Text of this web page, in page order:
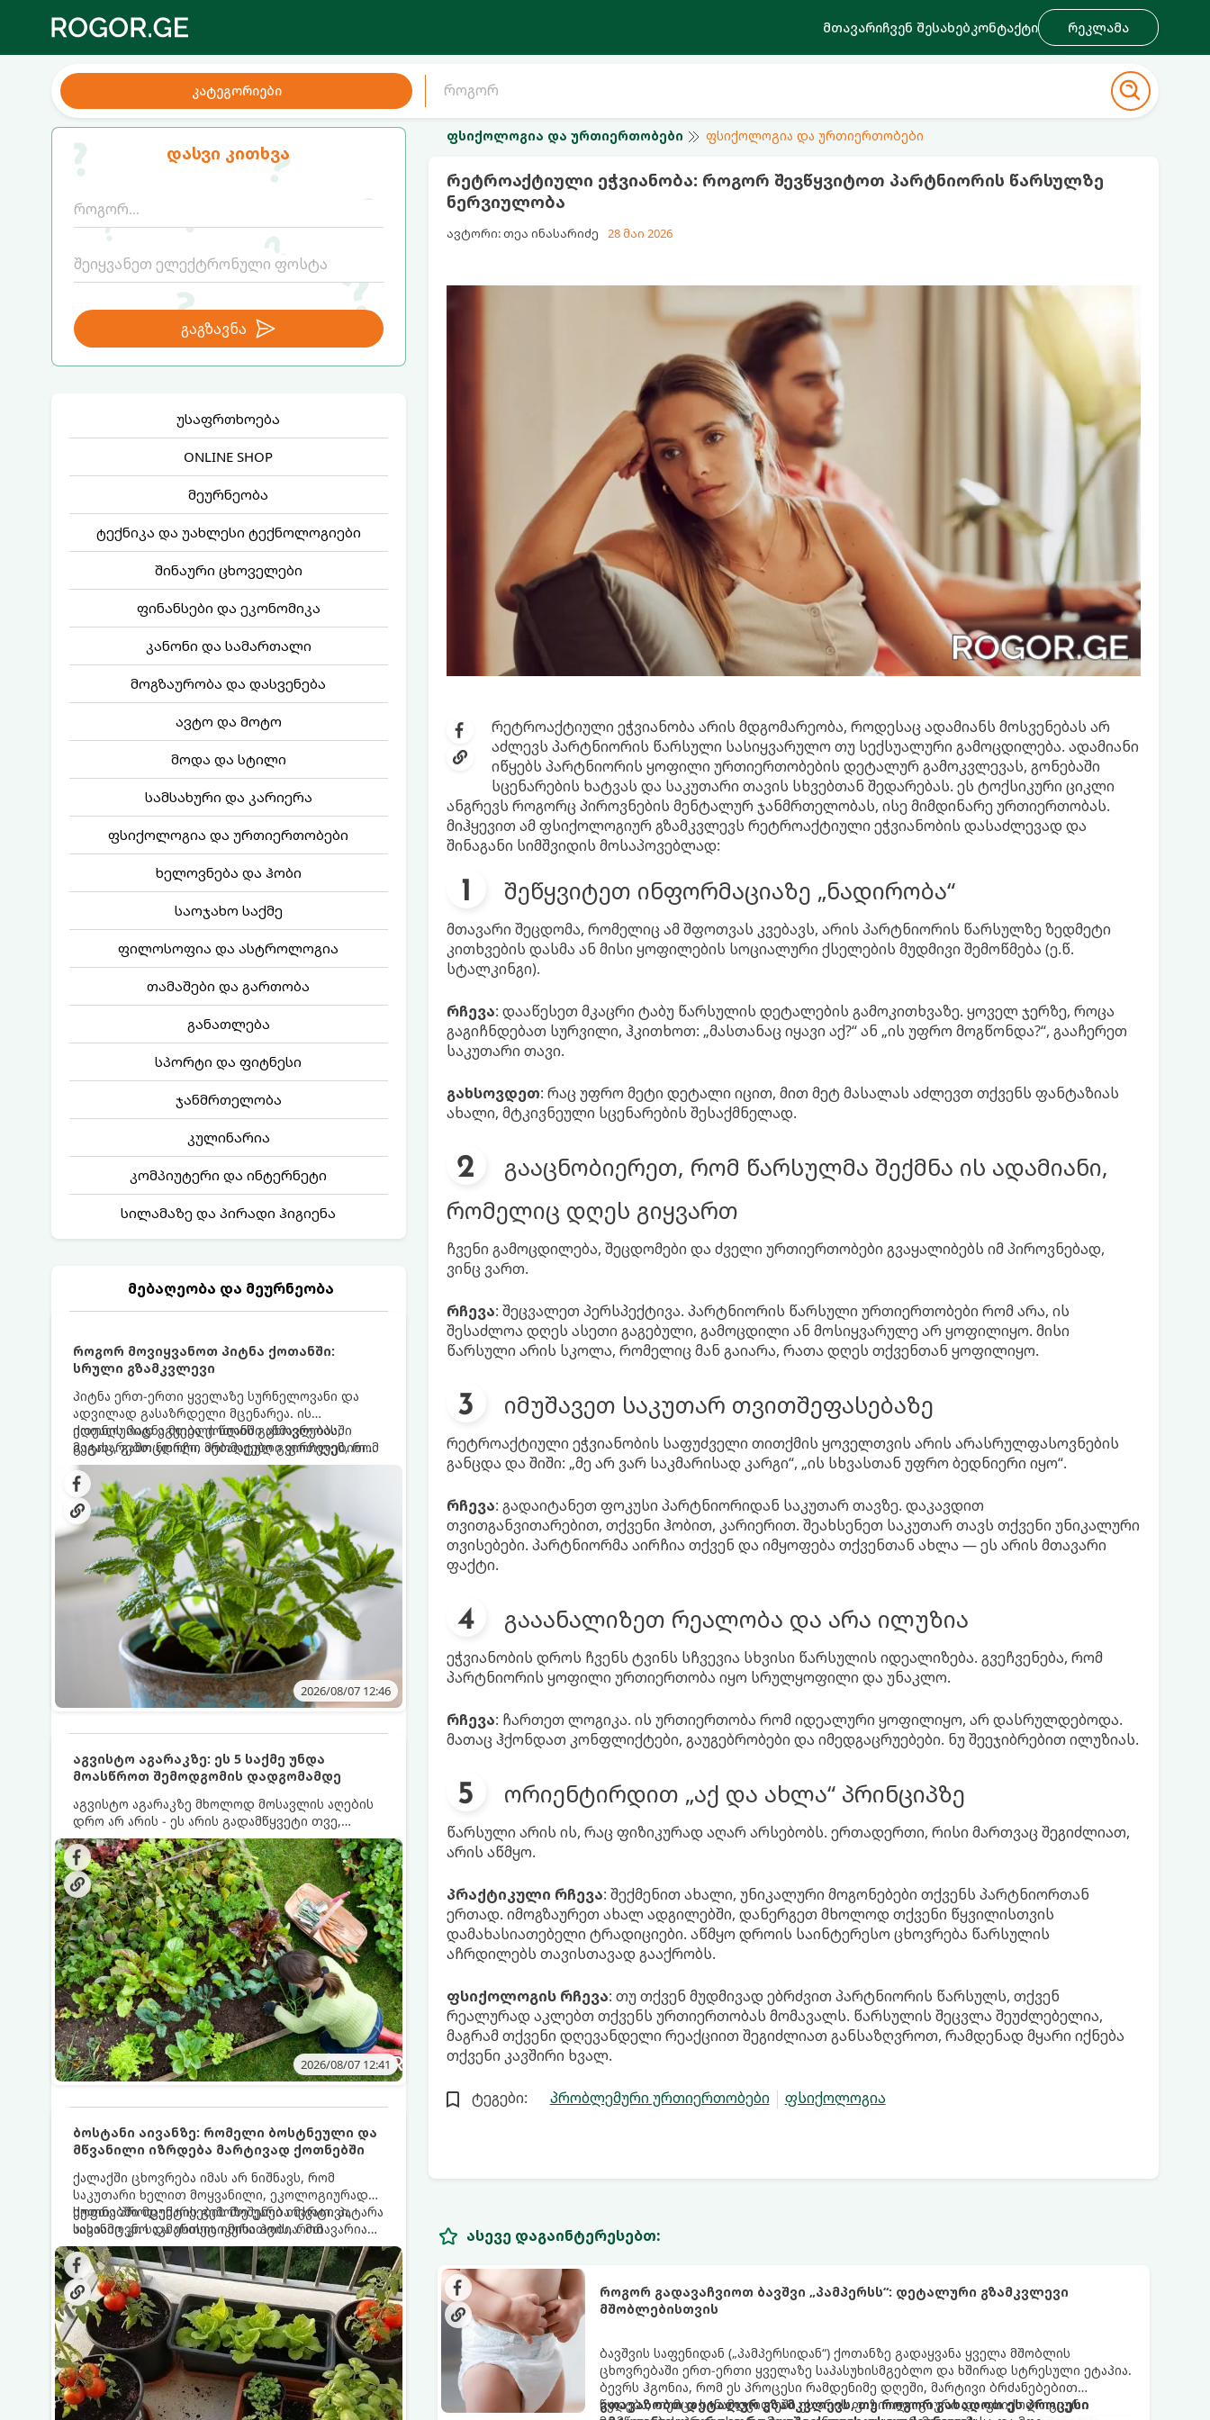
მთავარიჩვენ შესახებკონტაქტი რეკლამა
კატეგორიები
დასვი კითხვა
გაგზავნა
უსაფრთხოება
ONLINE SHOP
მეურნეობა
ტექნიკა და უახლესი ტექნოლოგიები
შინაური ცხოველები
ფინანსები და ეკონომიკა
კანონი და სამართალი
მოგზაურობა და დასვენება
ავტო და მოტო
მოდა და სტილი
სამსახური და კარიერა
ფსიქოლოგია და ურთიერთობები
ხელოვნება და ჰობი
საოჯახო საქმე
ფილოსოფია და ასტროლოგია
თამაშები და გართობა
განათლება
სპორტი და ფიტნესი
ჯანმრთელობა
კულინარია
კომპიუტერი და ინტერნეტი
სილამაზე და პირადი ჰიგიენა
მებაღეობა და მეურნეობა
როგორ მოვიყვანოთ პიტნა ქოთანში:
სრული გზამკვლევი
პიტნა ერთ-ერთი ყველაზე სურნელოვანი და
ადვილად გასაზრდელი მცენარეა. ის
იდეალურად ეგუება ქოთანში ცხოვრებას,
მეტიც, გამოცდილი მებაღეები გვირჩევენ, რომ
პიტნა მხოლოდ ქოთანში მოვიყვანოთ, რადგან
ღია გრუნტში (ბაღში) დარგვისას ის ფესვებით
ძალიან სწრაფად ვრცელდება და სხვა
მცენარეებს ავიწროებს.
ქოთნის პიტნა მთელი წლის განმავლობაში
გაგახარებთ ნორჩი, არომატული ფოთლებით
ჩაის, ლიმონათისა თუ კერძებისთვის.
2026/08/07 12:46
აგვისტო აგარაკზე: ეს 5 საქმე უნდა
მოასწროთ შემოდგომის დადგომამდე
აგვისტო აგარაკზე მხოლოდ მოსავლის აღების
დრო არ არის - ეს არის გადამწყვეტი თვე,
როდესაც საფუძველი ეყრება მომავალი წლის
მოსავალს და ბაღი მზადდება შემოდგომა-
ზამთრის სეზონისთვის. იმისათვის, რომ
ნიადაგმა ენერგია აღიდგინოს, ხოლო
მცენარეებმა ზამთარს გაუძლონ, აგვისტოს
ბოლომდე 5 მნიშვნელოვანი საქმის გაკეთება
უნდა მოასწროთ:
2026/08/07 12:41
ბოსტანი აივანზე: რომელი ბოსტნეული და
მწვანილი იზრდება მარტივად ქოთნებში
ქალაქში ცხოვრება იმას არ ნიშნავს, რომ
საკუთარი ხელით მოყვანილი, ეკოლოგიურად
სუფთა პროდუქტის გემოზე უარი თქვათ. პატარა
აივანიც კი საკმარისია იმისათვის, რომ
მოიწყოთ მინი-ბოსტანი, საიდანაც
ყოველდღიურად ახალ, არომატულ მწვანილსა
და ბოსტნეულს მოკრეფთ.
ქოთნებში მცენარეების მოშენება მარტივი,
სასიამოვნო და ესთეტიკური ჰობია. მთავარია
იცოდეთ, რომელი კულტურები ეგუებიან
ქოთნის პირობებს ყველაზე კარგად და როგორ
მოუაროთ მათ სწორად.
ფსიქოლოგია და ურთიერთობები ფსიქოლოგია და ურთიერთობები
რეტროაქტიული ეჭვიანობა: როგორ შევწყვიტოთ პარტნიორის წარსულზე
ნერვიულობა
ავტორი: თეა ინასარიძე 28 მაი 2026
რეტროაქტიული ეჭვიანობა არის მდგომარეობა, როდესაც ადამიანს მოსვენებას არ
აძლევს პარტნიორის წარსული სასიყვარულო თუ სექსუალური გამოცდილება. ადამიანი
იწყებს პარტნიორის ყოფილი ურთიერთობების დეტალურ გამოკვლევას, გონებაში
სცენარების ხატვას და საკუთარი თავის სხვებთან შედარებას. ეს ტოქსიკური ციკლი
ანგრევს როგორც პიროვნების მენტალურ ჯანმრთელობას, ისე მიმდინარე ურთიერთობას.
მიჰყევით ამ ფსიქოლოგიურ გზამკვლევს რეტროაქტიული ეჭვიანობის დასაძლევად და
შინაგანი სიმშვიდის მოსაპოვებლად:
შეწყვიტეთ ინფორმაციაზე „ნადირობა“
მთავარი შეცდომა, რომელიც ამ შფოთვას კვებავს, არის პარტნიორის წარსულზე ზედმეტი
კითხვების დასმა ან მისი ყოფილების სოციალური ქსელების მუდმივი შემოწმება (ე.წ.
სტალკინგი).
რჩევა: დააწესეთ მკაცრი ტაბუ წარსულის დეტალების გამოკითხვაზე. ყოველ ჯერზე, როცა
გაგიჩნდებათ სურვილი, ჰკითხოთ: „მასთანაც იყავი აქ?“ ან „ის უფრო მოგწონდა?“, გააჩერეთ
საკუთარი თავი.
გახსოვდეთ: რაც უფრო მეტი დეტალი იცით, მით მეტ მასალას აძლევთ თქვენს ფანტაზიას
ახალი, მტკივნეული სცენარების შესაქმნელად.
გააცნობიერეთ, რომ წარსულმა შექმნა ის ადამიანი,
რომელიც დღეს გიყვართ
ჩვენი გამოცდილება, შეცდომები და ძველი ურთიერთობები გვაყალიბებს იმ პიროვნებად,
ვინც ვართ.
რჩევა: შეცვალეთ პერსპექტივა. პარტნიორის წარსული ურთიერთობები რომ არა, ის
შესაძლოა დღეს ასეთი გაგებული, გამოცდილი ან მოსიყვარულე არ ყოფილიყო. მისი
წარსული არის სკოლა, რომელიც მან გაიარა, რათა დღეს თქვენთან ყოფილიყო.
იმუშავეთ საკუთარ თვითშეფასებაზე
რეტროაქტიული ეჭვიანობის საფუძველი თითქმის ყოველთვის არის არასრულფასოვნების
განცდა და შიში: „მე არ ვარ საკმარისად კარგი“, „ის სხვასთან უფრო ბედნიერი იყო“.
რჩევა: გადაიტანეთ ფოკუსი პარტნიორიდან საკუთარ თავზე. დაკავდით
თვითგანვითარებით, თქვენი ჰობით, კარიერით. შეახსენეთ საკუთარ თავს თქვენი უნიკალური
თვისებები. პარტნიორმა აირჩია თქვენ და იმყოფება თქვენთან ახლა — ეს არის მთავარი
ფაქტი.
გააანალიზეთ რეალობა და არა ილუზია
ეჭვიანობის დროს ჩვენს ტვინს სჩვევია სხვისი წარსულის იდეალიზება. გვეჩვენება, რომ
პარტნიორის ყოფილი ურთიერთობა იყო სრულყოფილი და უნაკლო.
რჩევა: ჩართეთ ლოგიკა. ის ურთიერთობა რომ იდეალური ყოფილიყო, არ დასრულდებოდა.
მათაც ჰქონდათ კონფლიქტები, გაუგებრობები და იმედგაცრუებები. ნუ შეეჯიბრებით ილუზიას.
ორიენტირდით „აქ და ახლა“ პრინციპზე
წარსული არის ის, რაც ფიზიკურად აღარ არსებობს. ერთადერთი, რისი მართვაც შეგიძლიათ,
არის აწმყო.
პრაქტიკული რჩევა: შექმენით ახალი, უნიკალური მოგონებები თქვენს პარტნიორთან
ერთად. იმოგზაურეთ ახალ ადგილებში, დანერგეთ მხოლოდ თქვენი წყვილისთვის
დამახასიათებელი ტრადიციები. აწმყო დროის საინტერესო ცხოვრება წარსულის
აჩრდილებს თავისთავად გააქრობს.
ფსიქოლოგის რჩევა: თუ თქვენ მუდმივად ებრძვით პარტნიორის წარსულს, თქვენ
რეალურად აკლებთ თქვენს ურთიერთობას მომავალს. წარსულის შეცვლა შეუძლებელია,
მაგრამ თქვენი დღევანდელი რეაქციით შეგიძლიათ განსაზღვროთ, რამდენად მყარი იქნება
თქვენი კავშირი ხვალ.
ტეგები: პრობლემური ურთიერთობები ფსიქოლოგია
ასევე დაგაინტერესებთ:
როგორ გადავაჩვიოთ ბავშვი „პამპერსს“: დეტალური გზამკვლევი
მშობლებისთვის
ბავშვის საფენიდან („პამპერსიდან“) ქოთანზე გადაყვანა ყველა მშობლის
ცხოვრებაში ერთ-ერთი ყველაზე საპასუხისმგებლო და ხშირად სტრესული ეტაპია.
ბევრს ჰგონია, რომ ეს პროცესი რამდენიმე დღეში, მარტივი ბრძანებებით
წყდება, თუმცა სინამდვილეში ეს არის ფიზიოლოგიური და ფსიქოლოგიური
გთავაზობთ დეტალურ გზამკვლევს, თუ როგორ გახადოთ ეს პროცესი